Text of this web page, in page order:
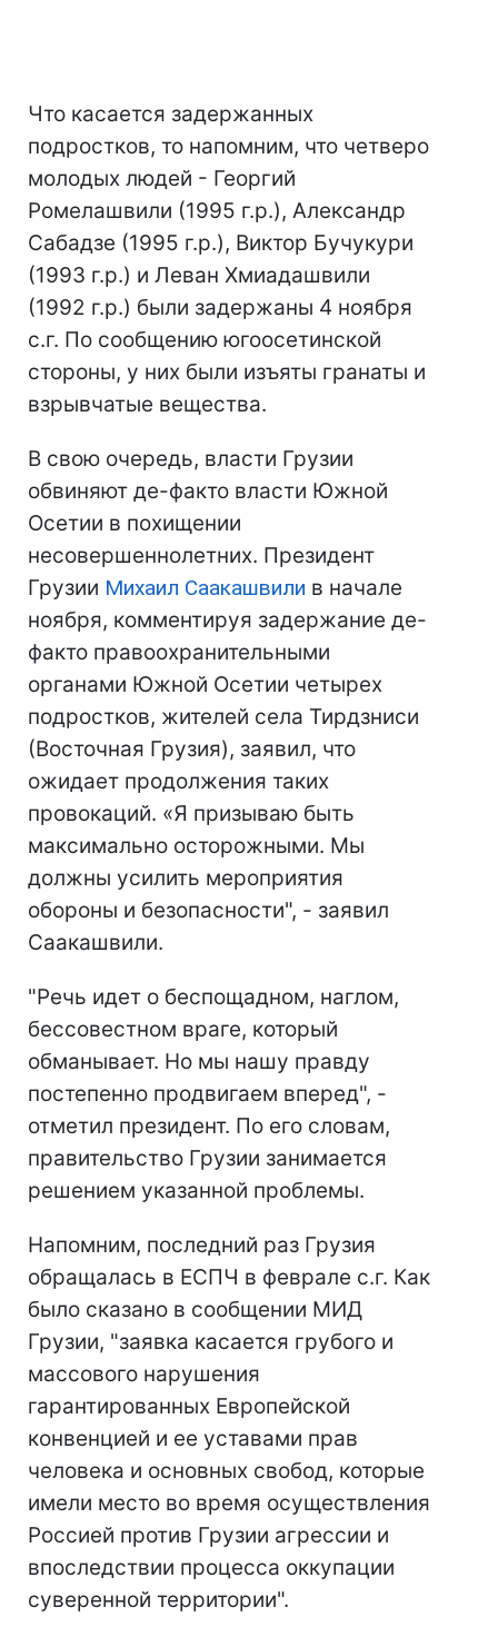
Что касается задержанных
подростков, то напомним, что четверо
молодых людей - Георгий
Ромелашвили (1995 г.р.), Александр
Сабадзе (1995 г.р.), Виктор Бучукури
(1993 г.р.) и Леван Хмиадашвили
(1992 г.р.) были задержаны 4 ноября
с.г. По сообщению югоосетинской
стороны, у них были изъяты гранаты и
взрывчатые вещества.
В свою очередь, власти Грузии
обвиняют де-факто власти Южной
Осетии в похищении
несовершеннолетних. Президент
Грузии Михаил Саакашвили в начале
ноября, комментируя задержание де-
факто правоохранительными
органами Южной Осетии четырех
подростков, жителей села Тирдзниси
(Восточная Грузия), заявил, что
ожидает продолжения таких
провокаций. «Я призываю быть
максимально осторожными. Мы
должны усилить мероприятия
обороны и безопасности", - заявил
Саакашвили.
"Речь идет о беспощадном, наглом,
бессовестном враге, который
обманывает. Но мы нашу правду
постепенно продвигаем вперед", -
отметил президент. По его словам,
правительство Грузии занимается
решением указанной проблемы.
Напомним, последний раз Грузия
обращалась в ЕСПЧ в феврале с.г. Как
было сказано в сообщении МИД
Грузии, "заявка касается грубого и
массового нарушения
гарантированных Европейской
конвенцией и ее уставами прав
человека и основных свобод, которые
имели место во время осуществления
Россией против Грузии агрессии и
впоследствии процесса оккупации
суверенной территории".